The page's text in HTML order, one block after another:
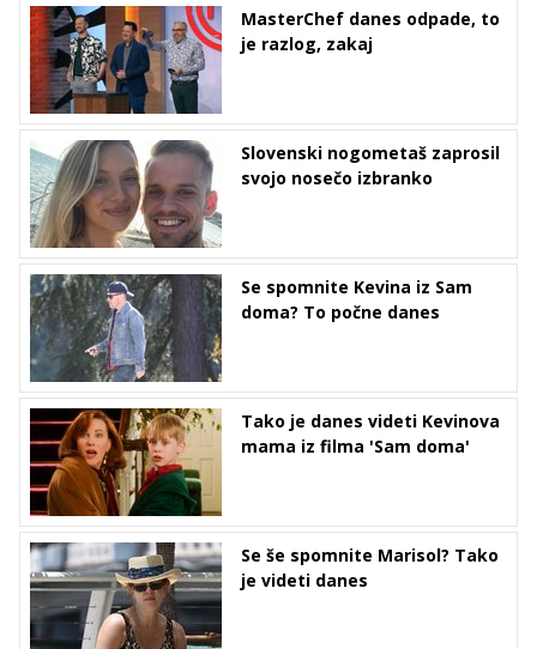
MasterChef danes odpade, to
je razlog, zakaj
Slovenski nogometaš zaprosil
svojo nosečo izbranko
Se spomnite Kevina iz Sam
doma? To počne danes
Tako je danes videti Kevinova
mama iz filma 'Sam doma'
Se še spomnite Marisol? Tako
je videti danes